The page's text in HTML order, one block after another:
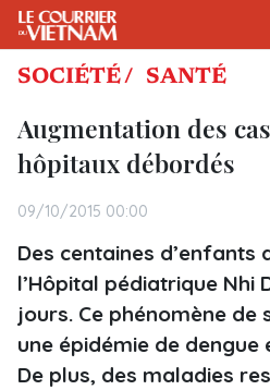
SOCIÉTÉ / SANTÉ
Augmentation des
hôpitaux débordés
09/10/2015 00:00
Des centaines d’enfants
l’Hôpital pédiatrique Nhi
jours. Ce phénomène de
une épidémie de dengue
De plus, des maladies